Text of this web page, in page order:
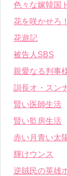
色々な嫁韓国
花を咲かせろ
花遊記
被告人SBS
親愛なる判事
訓長オ・スン
賢い医師生活
賢い監房生活
赤い月青い太
輝けウンス
逆賊民の英雄